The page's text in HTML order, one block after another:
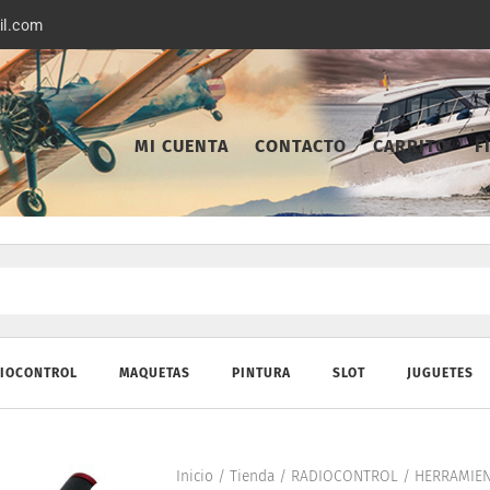
MI CUENTA CONTACTO CARRITO
MAQUETAS PINTURA SLOT JUGUETES
Inicio / Tienda/ RADIOCONTROL/